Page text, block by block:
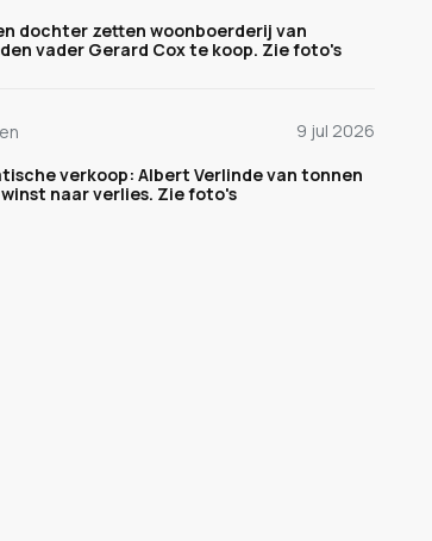
dochter zetten woonboerderij van
vader Gerard Cox te koop. Zie foto's
9 jul 2026
verkoop: Albert Verlinde van tonnen
naar verlies. Zie foto's